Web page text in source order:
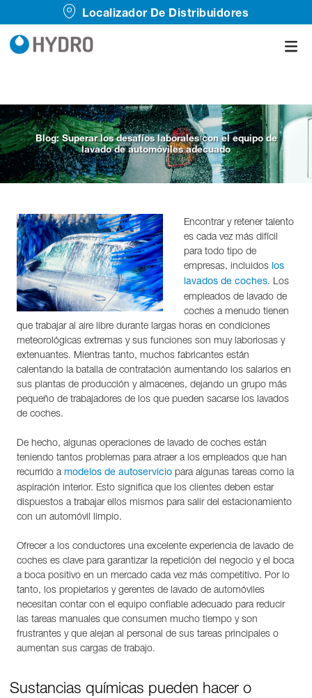
Localizador De Distribuidores
Blog: Superar los desafíos laborales con el equipo de
lavado de automóviles adecuado
Encontrar y retener talento
es cada vez más difícil
para todo tipo de
empresas, incluidos los
lavados de coches. Los
empleados de lavado de
coches a menudo tienen
que trabajar al aire libre durante largas horas en condiciones
meteorológicas extremas y sus funciones son muy laboriosas y
extenuantes. Mientras tanto, muchos fabricantes están
calentando la batalla de contratación aumentando los salarios en
sus plantas de producción y almacenes, dejando un grupo más
pequeño de trabajadores de los que pueden sacarse los lavados
de coches.
De hecho, algunas operaciones de lavado de coches están
teniendo tantos problemas para atraer a los empleados que han
recurrido a modelos de autoservicio para algunas tareas como la
aspiración interior. Esto significa que los clientes deben estar
dispuestos a trabajar ellos mismos para salir del estacionamiento
con un automóvil limpio.
Ofrecer a los conductores una excelente experiencia de lavado de
coches es clave para garantizar la repetición del negocio y el boca
a boca positivo en un mercado cada vez más competitivo. Por lo
tanto, los propietarios y gerentes de lavado de automóviles
necesitan contar con el equipo confiable adecuado para reducir
las tareas manuales que consumen mucho tiempo y son
frustrantes y que alejan al personal de sus tareas principales o
aumentan sus cargas de trabajo.
Sustancias químicas pueden hacer o